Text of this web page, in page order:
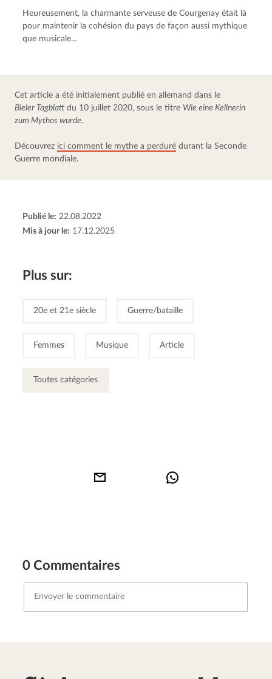
Heureusement, la charmante serveuse de Courgenay était là
pour maintenir la cohésion du pays de façon aussi mythique
que musicale...
Bieler Tagblatt du 10 juillet 2020, sous le titre Wie eine Kellnerin
zum Mythos wurde.
Découvrez ici comment le mythe a perduré durant la Seconde
Guerre mondiale.
Publié le: 22.08.2022
Mis à jour le: 17.12.2025
Plus sur:
20e et 21e siècle Guerre/bataille
Femmes Musique Article
Toutes catégories
0 Commentaires